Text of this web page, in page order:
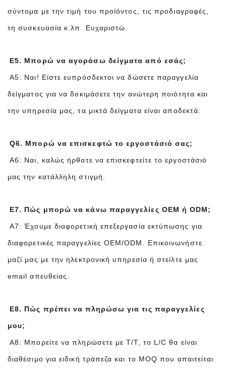
σύντομα με την τιμή του προϊόντος, τις προδιαγραφές,
τη συσκευασία κ.λπ. Ευχαριστώ.
Ε5. Μπορώ να αγοράσω δείγματα από εσάς;
Α5: Ναι! Είστε ευπρόσδεκτοι να δώσετε παραγγελία
δείγματος για να δοκιμάσετε την ανώτερη ποιότητα και
την υπηρεσία μας, τα μικτά δείγματα είναι αποδεκτά.
Q6. Μπορώ να επισκεφτώ το εργοστάσιό σας;
A6: Ναι, καλώς ήρθατε να επισκεφτείτε το εργοστάσιό
μας την κατάλληλη στιγμή.
Ε7. Πώς μπορώ να κάνω παραγγελίες OEM ή ODM;
A7: Έχουμε διαφορετική επεξεργασία εκτύπωσης για
διαφορετικές παραγγελίες OEM/ODM. Επικοινωνήστε
μαζί μας με την ηλεκτρονική υπηρεσία ή στείλτε μας
email απευθείας.
Ε8. Πώς πρέπει να πληρώσω για τις παραγγελίες
μου;
A8: Μπορείτε να πληρώσετε με T/T, το L/C θα είναι
διαθέσιμο για ειδική τράπεζα και το MOQ που απαιτείται